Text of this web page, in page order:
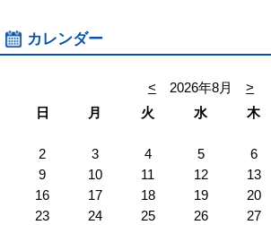
カレンダー
< 2026年8月
>
日
月 火 水 木
2
3 4 5 6
9
10 11 12 13
16
17 18 19 20
23
24 25 26 27